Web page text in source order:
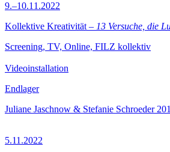
9.–10.11.2022
Kollektive Kreativität – 13 Versuche, die
Screening, TV, Online, FILZ kollektiv
Videoinstallation
Endlager
Juliane Jaschnow & Stefanie Schroeder
5.11.2022